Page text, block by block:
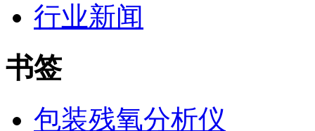
行业新闻
书签
包装残氧分析仪